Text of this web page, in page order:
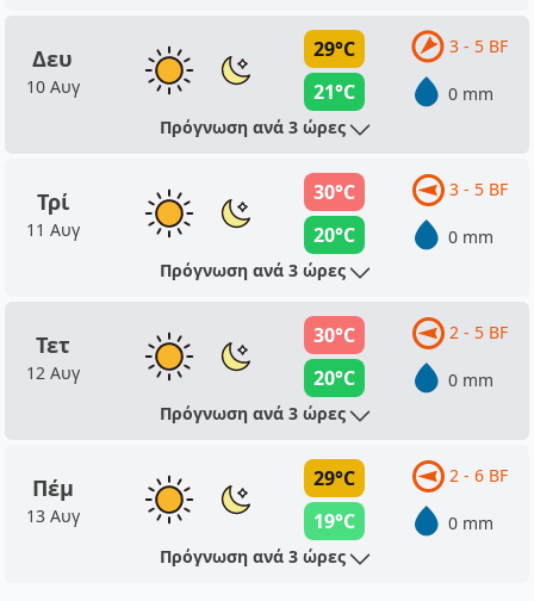
Δευ
10 Αυγ
29°C
21°C
3 - 5 BF
0 mm
Πρόγνωση ανά 3 ώρες
Τρί
11 Αυγ
30°C
20°C
3 - 5 BF
0 mm
Πρόγνωση ανά 3 ώρες
Τετ
12 Αυγ
30°C
20°C
2 - 5 BF
0 mm
Πρόγνωση ανά 3 ώρες
Πέμ
13 Αυγ
29°C
19°C
2 - 6 BF
0 mm
Πρόγνωση ανά 3 ώρες